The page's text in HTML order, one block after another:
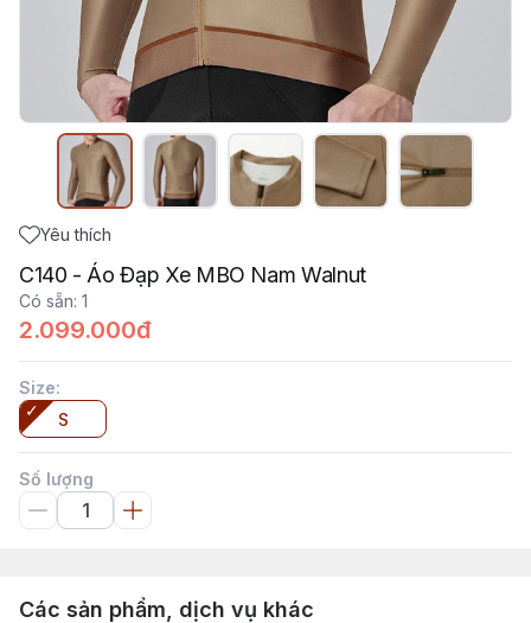
Yêu thích
C140 - Áo Đạp Xe MBO Nam Walnut
Có sẵn: 1
2.099.000đ
Size:
S
Số lượng
Các sản phẩm, dịch vụ khác